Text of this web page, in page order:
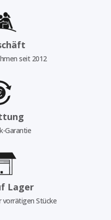
seit 2012
Garantie
Lager
vorrätigen Stücke